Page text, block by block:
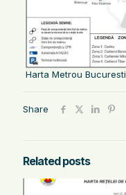
Harta Metrou Bucuresti
Share
Related posts